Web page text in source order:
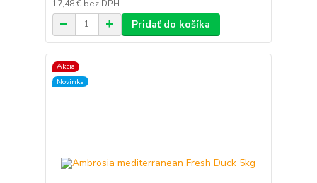
17,48 € bez DPH
Pridať do košíka
Akcia
Novinka